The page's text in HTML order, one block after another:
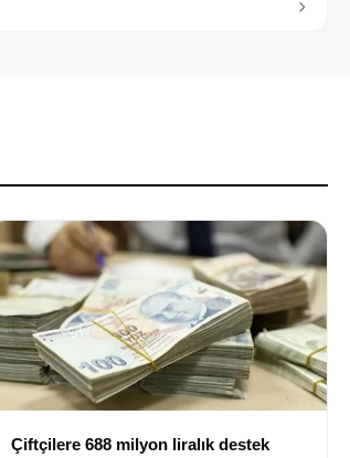
Çiftçilere 688 milyon liralık destek